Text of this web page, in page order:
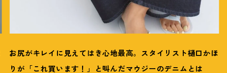
お尻がキレイに見えてはき心地最高。スタイリスト樋口かほ
りが「これ買います ！ 」と叫んだマウジーのデニムとは